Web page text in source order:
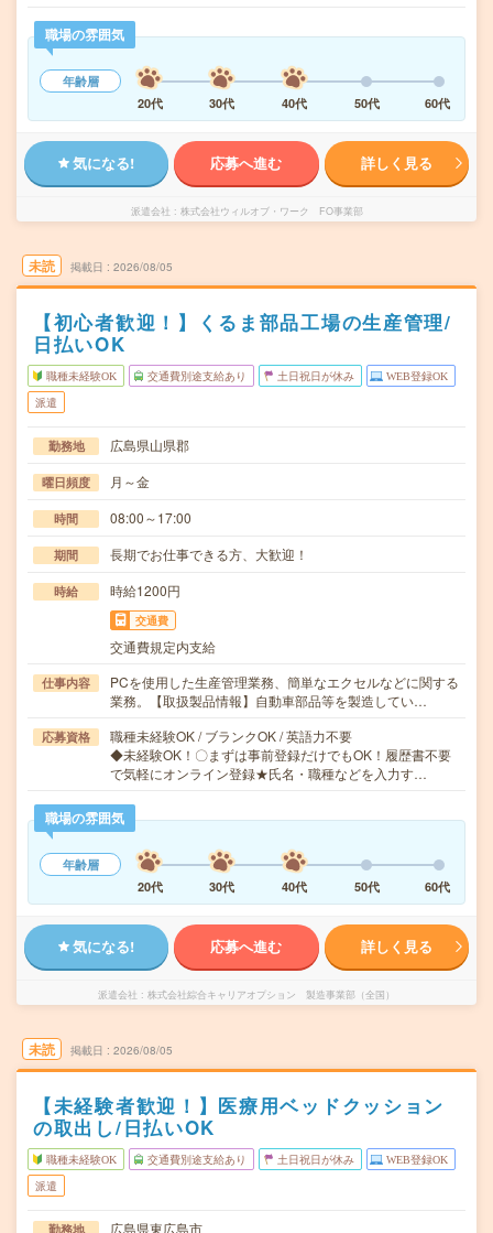
職場の雰囲気
年齢層
20代
30代 40代 50代 60代
気になる! 応募へ進む 詳しく見る
派遣会社 株式会社ウィルオブ・ワーク FO事業部
未読 掲載日 2026/08/05
【初心者歓迎！】くるま部品工場の生産管理/
日払いOK
職種未経験OK 交通費別途支給あり 土日祝日が休み WEB登録OK
派遣
勤務地 広島県山県郡
曜日頻度 月～金
時間 08:00～17:00
期間 長期でお仕事できる方、大歓迎！
時給 時給1200円
交通費
交通費規定内支給
仕事内容
PCを使用した生産管理業務、簡単なエクセルなどに関する
業務。【取扱製品情報】自動車部品等を製造してい…
応募資格
職種未経験OK / ブランクOK / 英語力不要
◆未経験OK！〇まずは事前登録だけでもOK！履歴書不要
で気軽にオンライン登録★氏名・職種などを入力す…
職場の雰囲気
年齢層
20代
30代 40代 50代 60代
気になる! 応募へ進む 詳しく見る
派遣会社 株式会社綜合キャリアオプション 製造事業部（全国）
未読 掲載日 2026/08/05
【未経験者歓迎！】医療用ベッドクッション
の取出し/日払いOK
職種未経験OK 交通費別途支給あり 土日祝日が休み WEB登録OK
派遣
勤務地 広島県東広島市